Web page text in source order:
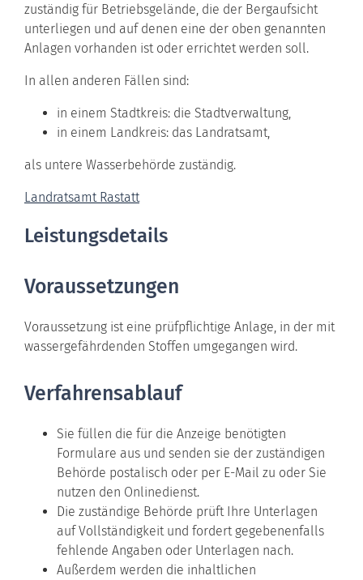
zuständig für Betriebsgelände, die der Bergaufsicht
unterliegen und auf denen eine der oben genannten
Anlagen vorhanden ist oder errichtet werden soll.
In allen anderen Fällen sind:
in einem Stadtkreis: die Stadtverwaltung,
in einem Landkreis: das Landratsamt,
als untere Wasserbehörde zuständig.
Landratsamt Rastatt
Leistungsdetails
Voraussetzungen
Voraussetzung ist eine prüfpflichtige Anlage, in der mit
wassergefährdenden Stoffen umgegangen wird.
Verfahrensablauf
Sie füllen die für die Anzeige benötigten
Formulare aus und senden sie der zuständigen
Behörde postalisch oder per E-Mail zu oder Sie
nutzen den Onlinedienst.
Die zuständige Behörde prüft Ihre Unterlagen
auf Vollständigkeit und fordert gegebenenfalls
fehlende Angaben oder Unterlagen nach.
Außerdem werden die inhaltlichen